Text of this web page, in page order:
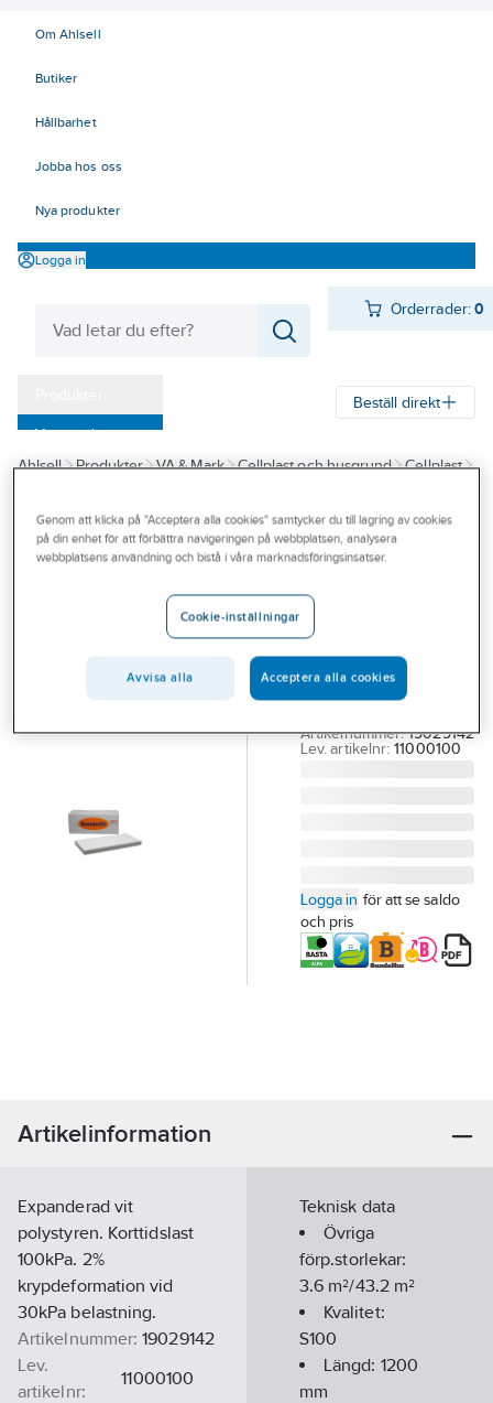
Om Ahlsell
Butiker
Hållbarhet
Jobba hos oss
Nya produkter
Logga in
Orderrader:0
Varumärken
Kampanjer
Outlet
Branscher
Beställ direkt
Ahlsell Produkter VA & Mark Cellplast och husgrund
Cellplast
SUNDOLITT
Cellplast EPS
S100 Sundolitt
100x600x1200MM
S100, SUNDOLITT
EPS CELLPLAST
Artikelnummer: 19029142
Lev. artikelnr: 11000100
Logga in för att se saldo
och pris
Artikelinformation
Expanderad vit
polystyren. Korttidslast
100kPa. 2%
krypdeformation vid
30kPa belastning.
Artikelnummer: 19029142
Lev.
artikelnr:
11000100
Teknisk data
Övriga
förp.storlekar:
3.6 m²/43.2 m²
Kvalitet:
S100
Längd: 1200
mm
Genom att klicka på "Acceptera alla cookies" samtycker du till lagring av cookies
på din enhet för att förbättra navigeringen på webbplatsen, analysera
webbplatsens användning och bistå i våra marknadsföringsinsatser.
Cookie-inställningar
Avvisa alla Acceptera alla cookies